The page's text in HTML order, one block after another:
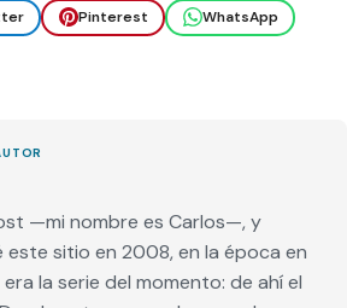
Pinterest
WhatsApp
—mi nombre es Carlos—, y
este sitio en 2008, en la época en
la serie del momento: de ahí el